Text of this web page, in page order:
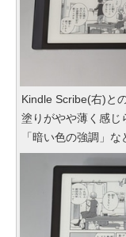
Kindle Scribe(右)と
塗りがやや薄く感じ
「暗い色の強調」